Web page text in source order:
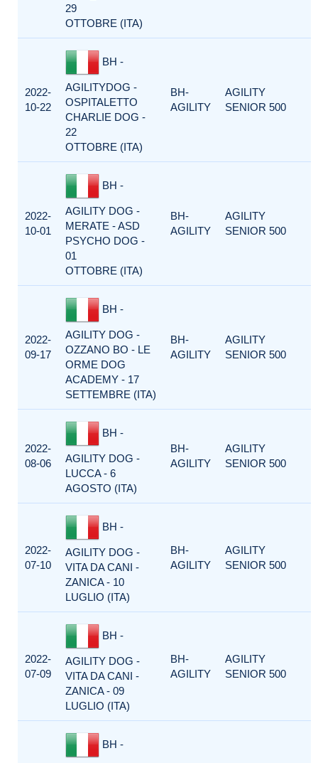
29
OTTOBRE (ITA)
2022-
10-22
BH -
AGILITYDOG -
OSPITALETTO
CHARLIE DOG -
22
OTTOBRE (ITA)
BH-
AGILITY
AGILITY
SENIOR 500
2022-
10-01
BH -
AGILITY DOG -
MERATE - ASD
PSYCHO DOG -
01
OTTOBRE (ITA)
BH-
AGILITY
AGILITY
SENIOR 500
2022-
09-17
BH -
AGILITY DOG -
OZZANO BO - LE
ORME DOG
ACADEMY - 17
SETTEMBRE (ITA)
BH-
AGILITY
AGILITY
SENIOR 500
2022-
08-06
BH -
AGILITY DOG -
LUCCA - 6
AGOSTO (ITA)
BH-
AGILITY
AGILITY
SENIOR 500
2022-
07-10
BH -
AGILITY DOG -
VITA DA CANI -
ZANICA - 10
LUGLIO (ITA)
BH-
AGILITY
AGILITY
SENIOR 500
2022-
07-09
BH -
AGILITY DOG -
VITA DA CANI -
ZANICA - 09
LUGLIO (ITA)
BH-
AGILITY
AGILITY
SENIOR 500
BH -